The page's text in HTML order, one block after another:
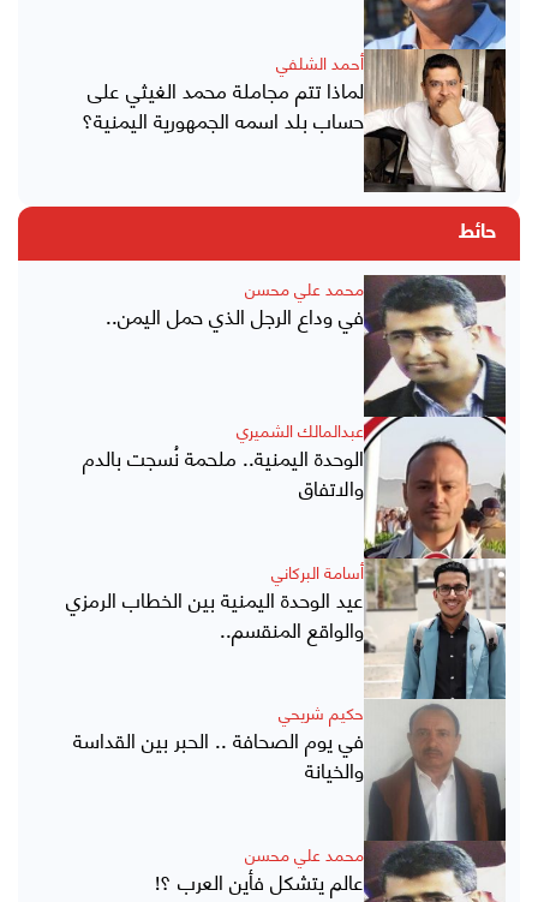
أحمد الشلفي
لماذا تتم مجاملة محمد الغيثي على
حساب بلد اسمه الجمهورية اليمنية؟
حائط
محمد علي محسن
في وداع الرجل الذي حمل اليمن..
عبدالمالك الشميري
الوحدة اليمنية.. ملحمة نُسجت بالدم
والاتفاق
أسامة البركاني
عيد الوحدة اليمنية بين الخطاب الرمزي
والواقع المنقسم..
حكيم شريحي
في يوم الصحافة .. الحبر بين القداسة
والخيانة
محمد علي محسن
عالم يتشكل فأين العرب ؟!